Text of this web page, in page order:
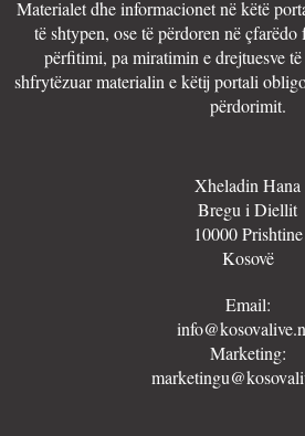
Materialet dhe informacionet në këtë
të shtypen, ose të përdoren në
përfitimi, pa miratimin e drejtuesve
shfrytëzuar materialin e këtij portali
përdorimit.
Xheladin Hana
Bregu i Diellit
10000 Prishtine
Kosovë
Email:
Marketing: